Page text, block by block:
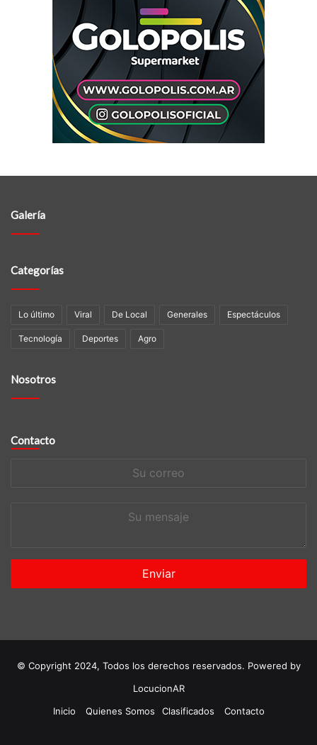
Galería
Categorías
Lo último Viral De Local Generales Espectáculos
Tecnologí­a Deportes Agro
Nosotros
Contacto
© Copyright 2024, Todos los derechos reservados. Powered by
LocucionAR
Inicio
Quienes Somos Clasificados Contacto